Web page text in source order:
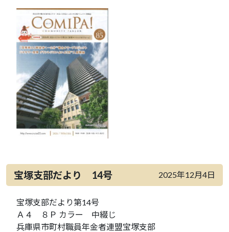
宝塚支部だより 14号 2025年12月4日
宝塚支部だより第14号
Ａ４ ８Ｐ カラー 中綴じ
兵庫県市町村職員年金者連盟宝塚支部